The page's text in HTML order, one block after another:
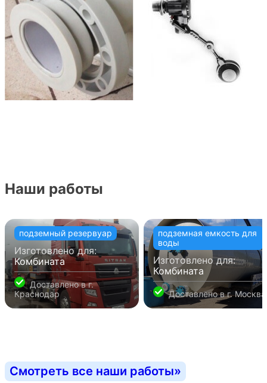
Наши работы
подземный резервуар
Изготовлено для:
Комбината
Доставлено вг.
Краснодар
подземная емкость для
воды
Изготовлено для:
Комбината
Доставлено вг. Москва
Смотреть все наши работы»